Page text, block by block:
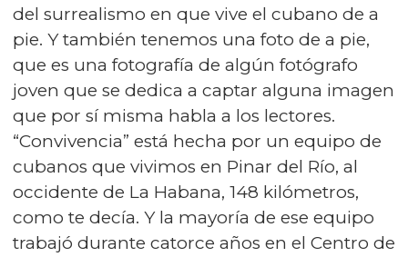
del surrealismo en que vive el cubano de a
pie. Y también tenemos una foto de a pie,
que es una fotografía de algún fotógrafo
joven que se dedica a captar alguna imagen
que por sí misma habla a los lectores.
“Convivencia” está hecha por un equipo de
cubanos que vivimos en Pinar del Río, al
occidente de La Habana, 148 kilómetros,
como te decía. Y la mayoría de ese equipo
trabajó durante catorce años en el Centro de